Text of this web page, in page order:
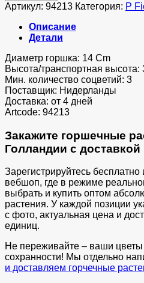
Артикул: 94213 Категория: P
Описание
Детали
Диаметр горшка: 14 Cm
Высота/транспортная высота:
Мин. количество соцветий: 3
Поставщик: Нидерланды
Доставка: от 4 дней
Artcode: 94213
Закажите горшечные
Голландии с
Зарегистрируйтесь бесплатно
вебшоп, где в режиме
выбрать и купить оптом
растения. У каждой позиции
с фото, актуальная цена и
единиц.
Не переживайте – ваши цветы
сохранности! Мы отдельно
и доставляем горчечные